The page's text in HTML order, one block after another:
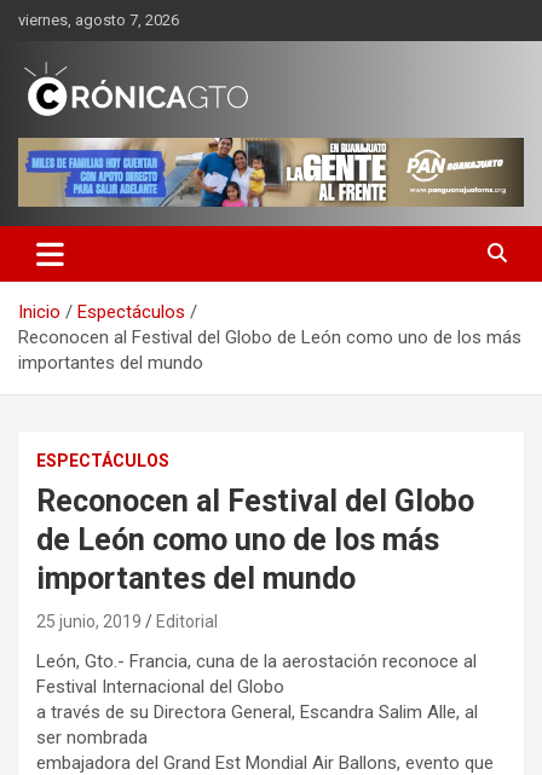
Saltar
contenido
viernes, agosto 7, 2026
CRONICA GUANAJUATO
Inicio
Espectáculos
Reconocen al Festival del Globo de León como uno de los más
importantes del mundo
ESPECTÁCULOS
Reconocen al Festival del Globo
de León como uno de los más
importantes del mundo
25 junio, 2019 Editorial
León, Gto.- Francia, cuna de la aerostación reconoce al
Festival Internacional del Globo
a través de su Directora General, Escandra Salim Alle, al
ser nombrada
embajadora del Grand Est Mondial Air Ballons, evento que